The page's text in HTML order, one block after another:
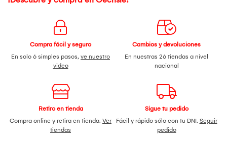
Compra fácil y seguro
En solo 6 simples pasos, ve nuestro
video
Cambios y devoluciones
En nuestras 26 tiendas a nivel
nacional
Retiro en tienda
Compra online y retira en tienda. Ver
tiendas
Sigue tu pedido
Fácil y rápido sólo con tu DNI. Seguir
pedido